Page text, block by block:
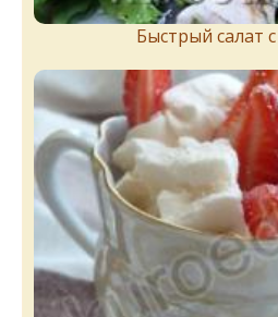
Быстрый салат